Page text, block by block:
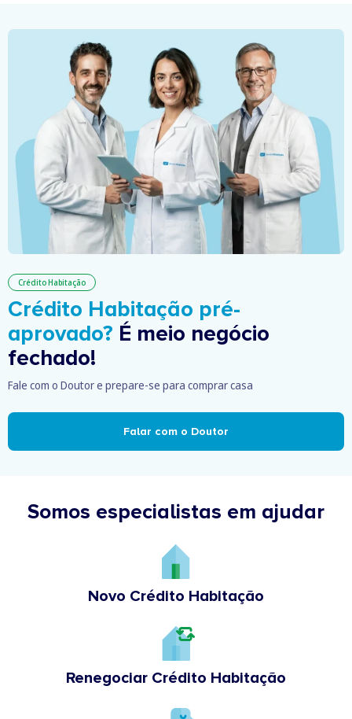
Crédito Habitação
Crédito Habitação pré-
aprovado? É meio negócio
fechado!
Fale com o Doutor e prepare-se para comprar casa
Falar com o Doutor
Somos especialistas em ajudar
Novo Crédito Habitação
Renegociar Crédito Habitação